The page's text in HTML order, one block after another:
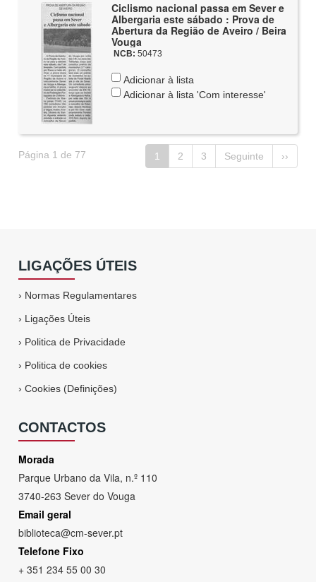
Ciclismo nacional passa em Sever e
Albergaria este sábado : Prova de
Abertura da Região de Aveiro / Beira
Vouga
NCB: 50473
Adicionar à lista
Adicionar à lista 'Com interesse'
Página 1 de 77 1 2 3 Seguinte ››
LIGAÇÕES ÚTEIS
› Normas Regulamentares
› Ligações Úteis
› Politica de Privacidade
› Politica de cookies
›Cookies (Definições)
CONTACTOS
Morada
Parque Urbano da Vila, n.º 110
3740-263 Sever do Vouga
Email geral
biblioteca@cm-sever.pt
Telefone Fixo
+ 351 234 55 00 30